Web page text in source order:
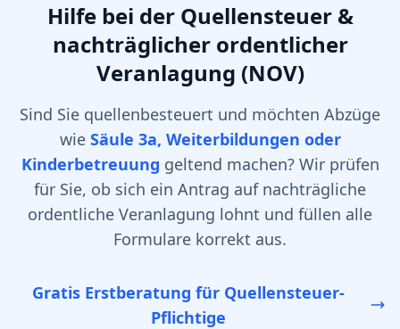
Hilfe bei der Quellensteuer &
nachträglicher ordentlicher
Veranlagung (NOV)
Sind Sie quellenbesteuert und möchten Abzüge
wie Säule 3a, Weiterbildungen oder
Kinderbetreuung geltend machen? Wir prüfen
für Sie, ob sich ein Antrag auf nachträgliche
ordentliche Veranlagung lohnt und füllen alle
Formulare korrekt aus.
Gratis Erstberatung für Quellensteuer-
Pflichtige